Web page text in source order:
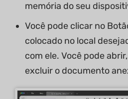
memória do seu
Você pode clicar no
colocado no local
com ele. Você pode
excluir o documento